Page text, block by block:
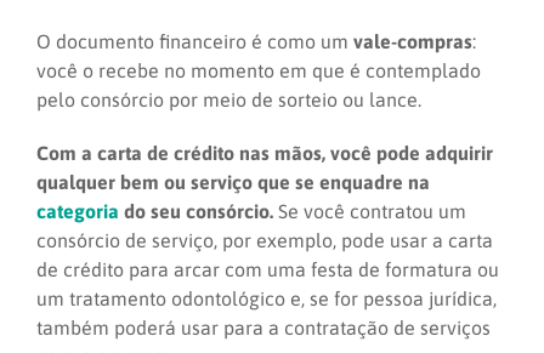
O documento financeiro é como um vale-compras:
você o recebe no momento em que é contemplado
pelo consórcio por meio de sorteio ou lance.
Com a carta de crédito nas mãos, você pode adquirir
qualquer bem ou serviço que se enquadre na
categoria do seu consórcio. Se você contratou um
consórcio de serviço, por exemplo, pode usar a carta
de crédito para arcar com uma festa de formatura ou
um tratamento odontológico e, se for pessoa jurídica,
também poderá usar para a contratação de serviços